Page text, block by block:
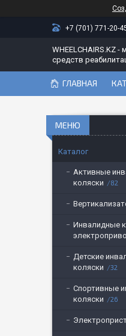
+7 (701) 771-20-
WHEELCHAIRS.KZ -
средств
ГЛАВНАЯ
Каталог
Активные
коляски
82
Инвалидные
Детские
коляски
32
Спортивные
коляски
26